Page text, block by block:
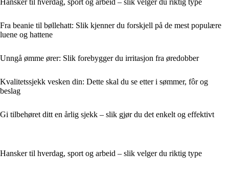
Fra beanie til bøllehatt: Slik kjenner du forskjell på de mest populære
luene og hattene
Unngå ømme ører: Slik forebygger du irritasjon fra øredobber
Kvalitetssjekk vesken din: Dette skal du se etter i sømmer, fôr og
beslag
Gi tilbehøret ditt en årlig sjekk – slik gjør du det enkelt og effektivt
Hansker til hverdag, sport og arbeid – slik velger du riktig type